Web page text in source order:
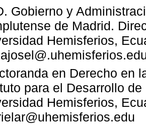
Gobierno y
de Madrid.
Hemisferios,
en Derecho en
para el Desarrollo
Hemisferios,